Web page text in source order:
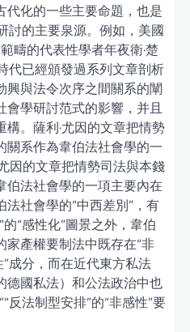
化的一些主要命題，也是
討的主要泉源。例如，美國
疇的代表性學者年夜衛·楚
代已經頒發過系列文章剖析
與法令次序之間關系的闡
會學研討范式的影響，并且
。薩利·尤因的文章把情勢
系作為韋伯法社會學的一
因的文章把情勢司法與本錢
伯法社會學的一項主要內在
社會學的“中西差別”，有
“感性化”圖景之外，韋伯
產權要制法中既存在“非
成分，而在近代東方私法
德國私法）和公法政治中也
反法制型安排”的“非感性”要